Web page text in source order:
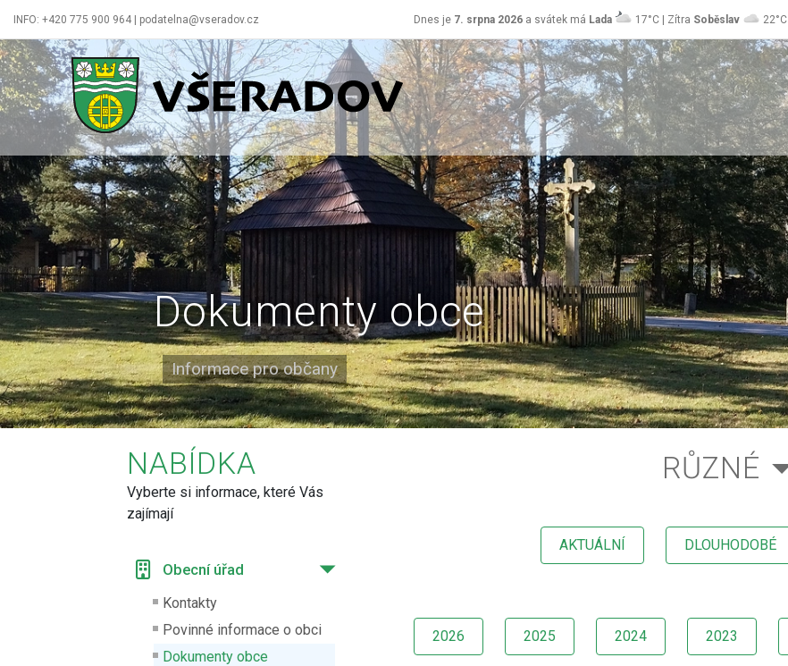
INFO: +420 775 900 964 | podatelna@vseradov.cz Dnes je 7. srpna 2026 a svátek má Lada 17°C | Zítra Soběslav 22°C
Všeradov
Dokumenty obce
Informace pro občany
NABÍDKA
Vyberte si informace, které Vás
zajímají
Obecní úřad
Kontakty
Povinné informace o obci
Dokumenty obce
RŮZNÉ
AKTUÁLNÍ DLOUHODOBÉ
2026 2025 2024 2023